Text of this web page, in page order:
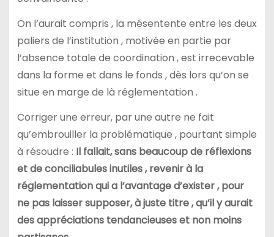
On l’aurait compris , la mésentente entre les deux
paliers de l’institution , motivée en partie par
l’absence totale de coordination , est irrecevable
dans la forme et dans le fonds , dès lors qu’on se
situe en marge de là réglementation .
Corriger une erreur, par une autre ne fait
qu’embrouiller la problématique , pourtant simple
à résoudre : Il fallait, sans beaucoup de réflexions
et de conciliabules inutiles , revenir à la
réglementation qui a l’avantage d’exister , pour
ne pas laisser supposer, à juste titre , qu’il y aurait
des appréciations tendancieuses et non moins